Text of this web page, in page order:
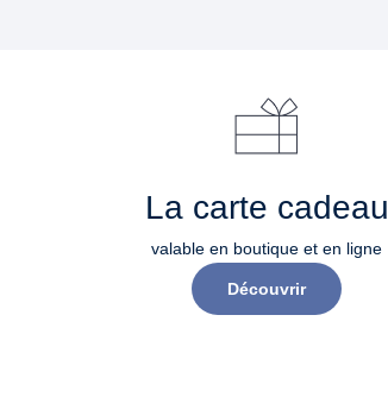
La carte cadeau
valable en boutique et en ligne
Découvrir